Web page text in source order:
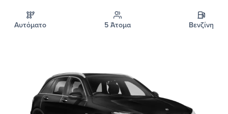
Αυτόματο 5 Άτομα Βενζίνη